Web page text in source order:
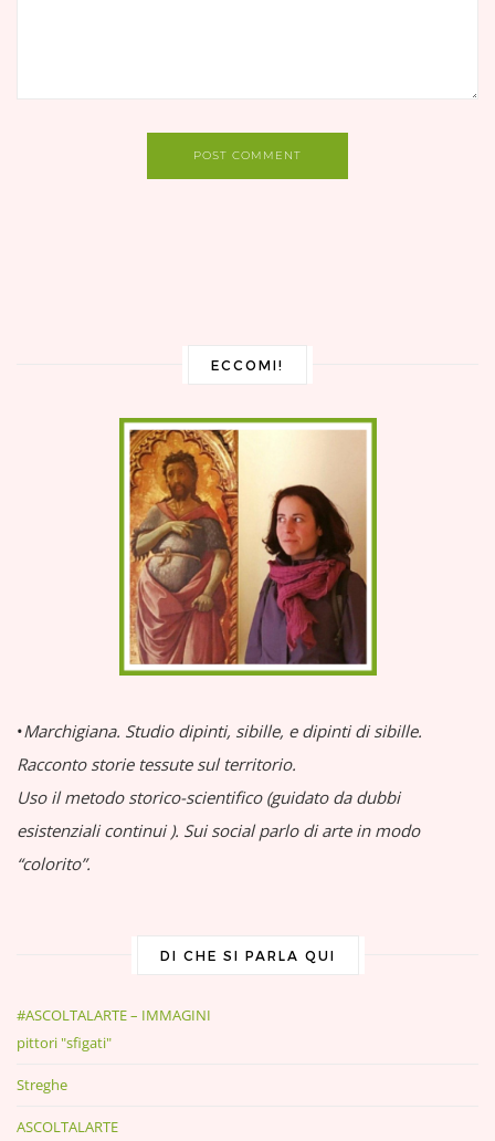
POST COMMENT
ECCOMI!
•Marchigiana. Studio dipinti, sibille, e dipinti di sibille.
Racconto storie tessute sul territorio.
Uso il metodo storico-scientifico (guidato da dubbi
esistenziali continui ). Sui social parlo di arte in modo
“colorito”.
DI CHE SI PARLA QUI
#ASCOLTALARTE – IMMAGINI
pittori "sfigati"
Streghe
ASCOLTALARTE